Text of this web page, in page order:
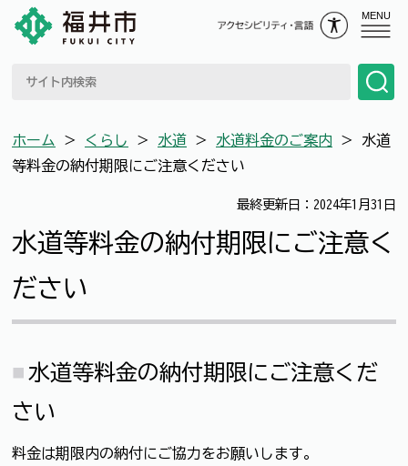
MENU
ホーム ＞ くらし ＞ 水道 ＞ 水道料金のご案内 ＞ 水道
等料金の納付期限にご注意ください
最終更新日：2024年1月31日
水道等料金の納付期限にご注意く
ださい
水道等料金の納付期限にご注意くだ
さい
料金は期限内の納付にご協力をお願いします。